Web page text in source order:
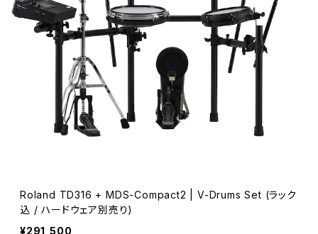
Roland TD316 + MDS-Compact2 | V-Drums Set (ラック
込 / ハードウェア別売り)
¥291,500